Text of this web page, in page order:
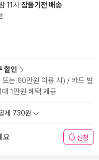
11시 잠들기전 배송
할인
는 60만원 이용 시) / 카드 발
1만원 혜택 제공
제 730원
요 신청